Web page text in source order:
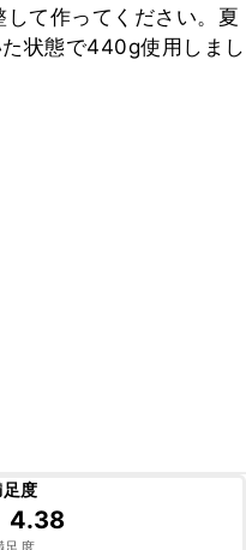
て作ってください。夏
状態で440g使用しまし
足度
4.38